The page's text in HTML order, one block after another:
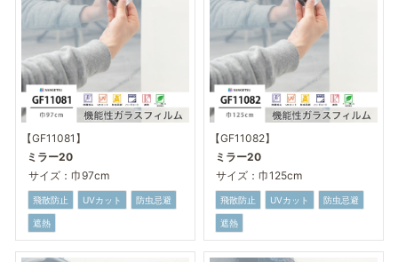
【GF11081】
ミラー20
サイズ：巾97cm
飛散防止 UVカット 防虫忌避
遮熱
【GF11082】
ミラー20
サイズ：巾125cm
飛散防止 UVカット 防虫忌避
遮熱